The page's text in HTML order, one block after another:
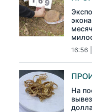
16:56
На